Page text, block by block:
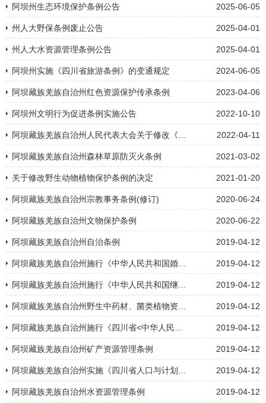
阿坝州生态环境保护条例公告 2025-06-05
州人大野保条例废止公告 2025-04-01
州人大水资源管理条例公告 2025-04-01
阿坝州实施《四川省旅游条例》的变通规定 2024-06-05
阿坝藏族羌族自治州红色资源保护传承条例 2023-04-06
阿坝州文明行为促进条例实施公告 2022-10-10
2022-04-11
阿坝藏族羌族自治州森林草原防灭火条例 2021-03-02
关于修改野生动物植物保护条例的决定 2021-01-20
阿坝藏族羌族自治州宗教事务条例(修订) 2020-06-24
阿坝藏族羌族自治州文物保护条例 2020-06-22
阿坝藏族羌族自治州自治条例 2019-04-12
2019-04-12
2019-04-12
2019-04-12
2019-04-12
阿坝藏族羌族自治州矿产资源管理条例 2019-04-12
2019-04-12
阿坝藏族羌族自治州水资源管理条例 2019-04-12